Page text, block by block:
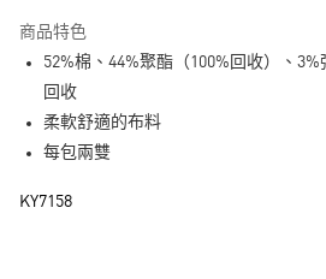
LINE Pay
運送方式
商品特色
52%棉、44%聚酯（100%回收）、
回收
柔軟舒適的布料
每包兩雙
KY7158